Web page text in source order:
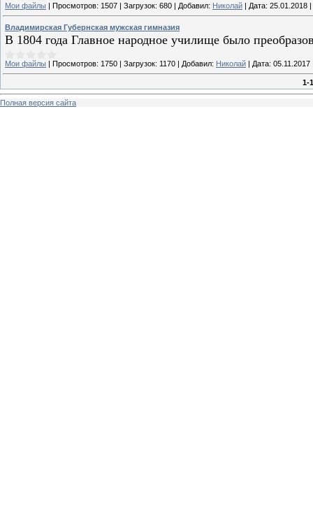
Мои файлы | Просмотров: 1507 | Загрузок: 680 | Добавил: Николай | Дата: 25.01.2018 |
Владимирская Губернская мужская гимназия
В 1804 года Главное народное училище было
Мои файлы | Просмотров: 1750 | Загрузок: 1170 | Добавил: Николай | Дата: 05.11.2017
1-
Полная версия сайта